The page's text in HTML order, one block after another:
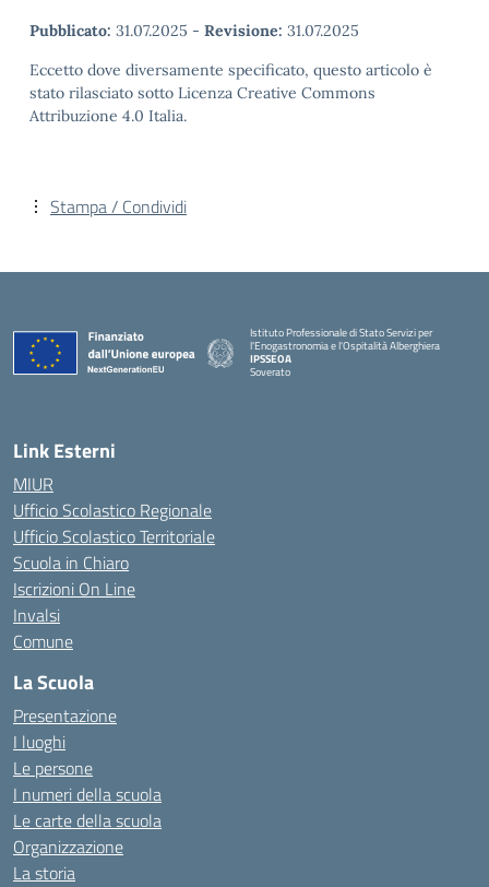
Pubblicato: 31.07.2025 - Revisione: 31.07.2025
Eccetto dove diversamente specificato, questo articolo è
stato rilasciato sotto Licenza Creative Commons
Attribuzione 4.0 Italia.
Stampa / Condividi
Istituto Professionale di Stato Servizi per
l'Enogastronomia e l'Ospitalità Alberghiera
IPSSEOA
Soverato
Link Esterni
MIUR
Ufficio Scolastico Regionale
Ufficio Scolastico Territoriale
Scuola in Chiaro
Iscrizioni On Line
Invalsi
Comune
La Scuola
Presentazione
I luoghi
Le persone
I numeri della scuola
Le carte della scuola
Organizzazione
La storia